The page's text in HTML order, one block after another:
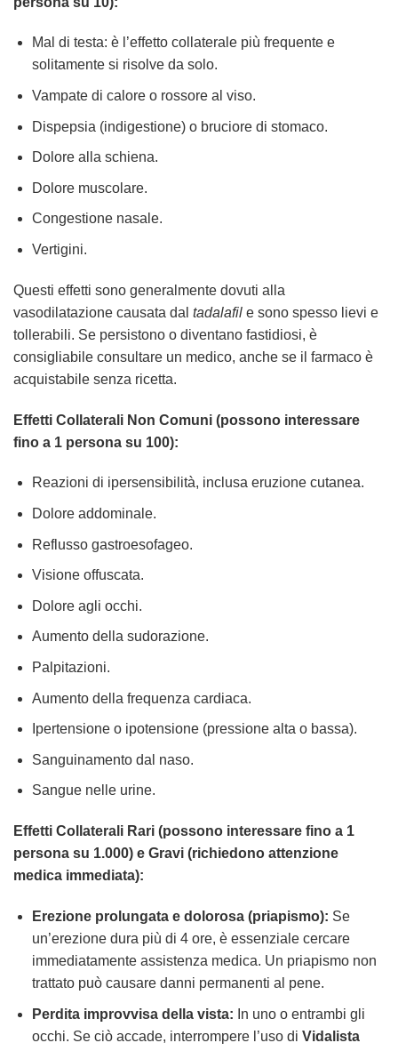
Mal di testa: è l’effetto collaterale più frequente e
solitamente si risolve da solo.
Vampate di calore o rossore al viso.
Dispepsia (indigestione) o bruciore di stomaco.
Dolore alla schiena.
Dolore muscolare.
Congestione nasale.
Vertigini.
Questi effetti sono generalmente dovuti alla
vasodilatazione causata dal tadalafil e sono spesso lievi e
tollerabili. Se persistono o diventano fastidiosi, è
consigliabile consultare un medico, anche se il farmaco è
acquistabile senza ricetta.
Effetti Collaterali Non Comuni (possono interessare
fino a 1 persona su 100):
Reazioni di ipersensibilità, inclusa eruzione cutanea.
Dolore addominale.
Reflusso gastroesofageo.
Visione offuscata.
Dolore agli occhi.
Aumento della sudorazione.
Palpitazioni.
Aumento della frequenza cardiaca.
Ipertensione o ipotensione (pressione alta o bassa).
Sanguinamento dal naso.
Sangue nelle urine.
Effetti Collaterali Rari (possono interessare fino a 1
persona su 1.000) e Gravi (richiedono attenzione
medica immediata):
Erezione prolungata e dolorosa (priapismo): Se
un’erezione dura più di 4 ore, è essenziale cercare
immediatamente assistenza medica. Un priapismo non
trattato può causare danni permanenti al pene.
Perdita improvvisa della vista: In uno o entrambi gli
occhi. Se ciò accade, interrompere l’uso di Vidalista